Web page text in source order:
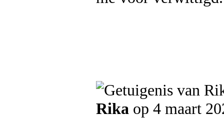
Rika op 4 maart